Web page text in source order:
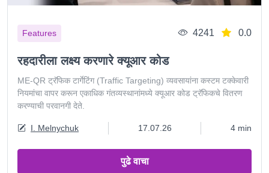
Features 4241 0.0
रहदारीला लक्ष्य करणारे क्यूआर कोड
ME-QR ट्रॅफिक टार्गेटिंग (Traffic Targeting) व्यवसायांना कस्टम टक्केवारी
नियमांचा वापर करून एकाधिक गंतव्यस्थानांमध्ये क्यूआर कोड ट्रॅफिकचे वितरण
करण्याची परवानगी देते.
I. Melnychuk 17.07.26 4 min
पुढे वाचा